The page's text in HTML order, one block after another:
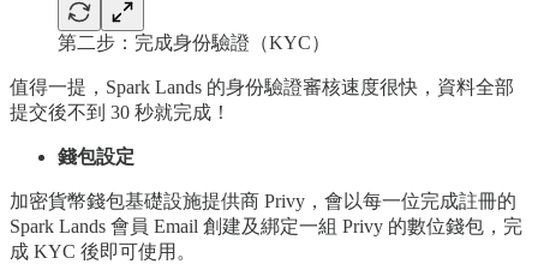
第二步：完成身份驗證（KYC）
值得一提，Spark Lands 的身份驗證審核速度很快，資料全部
提交後不到 30 秒就完成！
錢包設定
加密貨幣錢包基礎設施提供商 Privy，會以每一位完成註冊的
Spark Lands 會員 Email 創建及綁定一組 Privy 的數位錢包，完
成 KYC 後即可使用。